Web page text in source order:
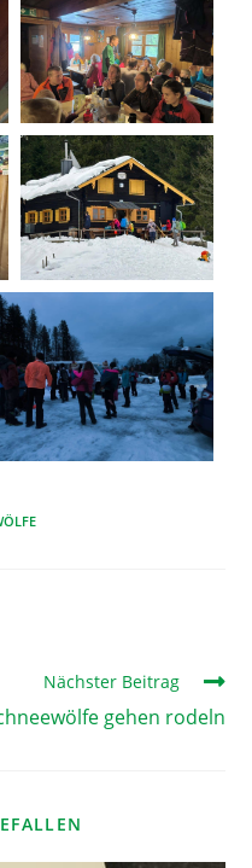
Nächster Beitrag
gehen rodeln